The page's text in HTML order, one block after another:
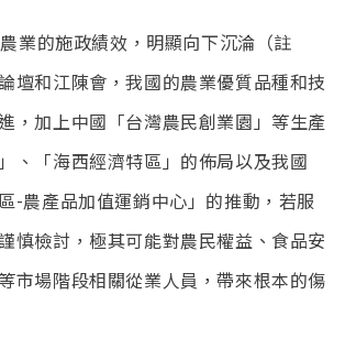
業的施政績效，明顯向下沉淪（註
壇和江陳會，我國的農業優質品種和技
，加上中國「台灣農民創業園」等生產
、「海西經濟特區」的佈局以及我國
-農產品加值運銷中心」的推動，若服
慎檢討，極其可能對農民權益、食品安
市場階段相關從業人員，帶來根本的傷